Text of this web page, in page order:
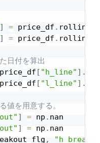
] = price_df . rolling
] = price_df . rolling
日付を算出
price_df [ "h_line" ] .
price_df [ "l_line" ] .
値を用意する。
] = np . nan
] = np . nan
,